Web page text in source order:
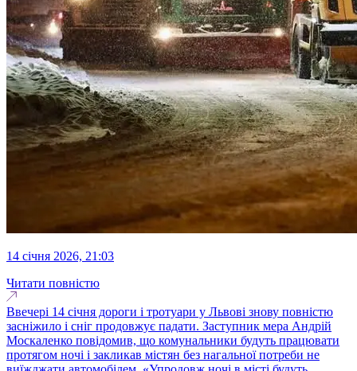
14 січня 2026, 21:03
Читати повністю
Ввечері 14 січня дороги і тротуари у Львові знову повністю
засніжило і сніг продовжує падати. Заступник мера Андрій
Москаленко повідомив, що комунальники будуть працювати
протягом ночі і закликав містян без нагальної потреби не